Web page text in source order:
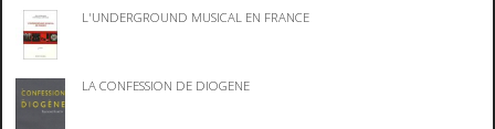
L'UNDERGROUND MUSICAL EN FRANCE
LA CONFESSION DE DIOGENE